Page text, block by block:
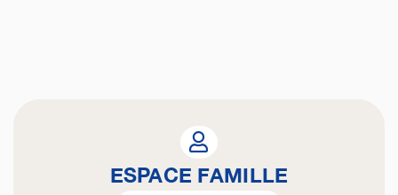
ESPACE FAMILLE